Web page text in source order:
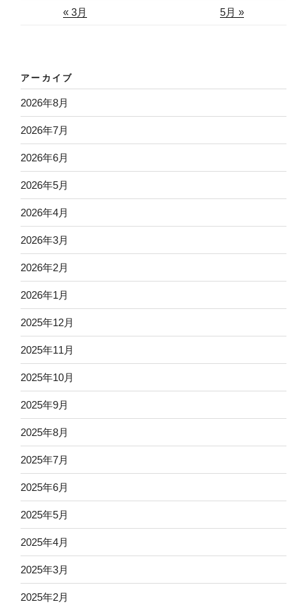
« 3月 5月 »
アーカイブ
2026年8月
2026年7月
2026年6月
2026年5月
2026年4月
2026年3月
2026年2月
2026年1月
2025年12月
2025年11月
2025年10月
2025年9月
2025年8月
2025年7月
2025年6月
2025年5月
2025年4月
2025年3月
2025年2月